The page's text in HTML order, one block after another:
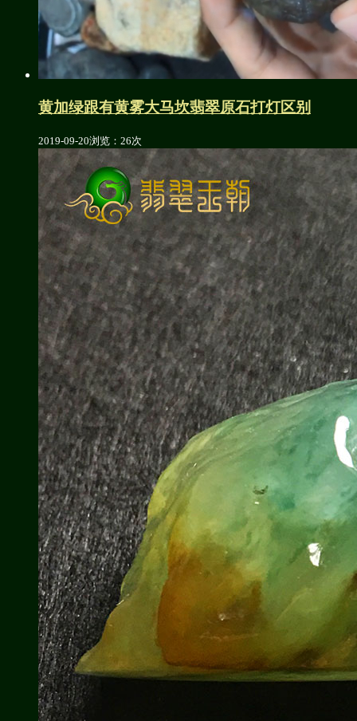
黄加绿跟有黄雾大马坎翡翠原石打灯区别
2019-09-20浏览：26次